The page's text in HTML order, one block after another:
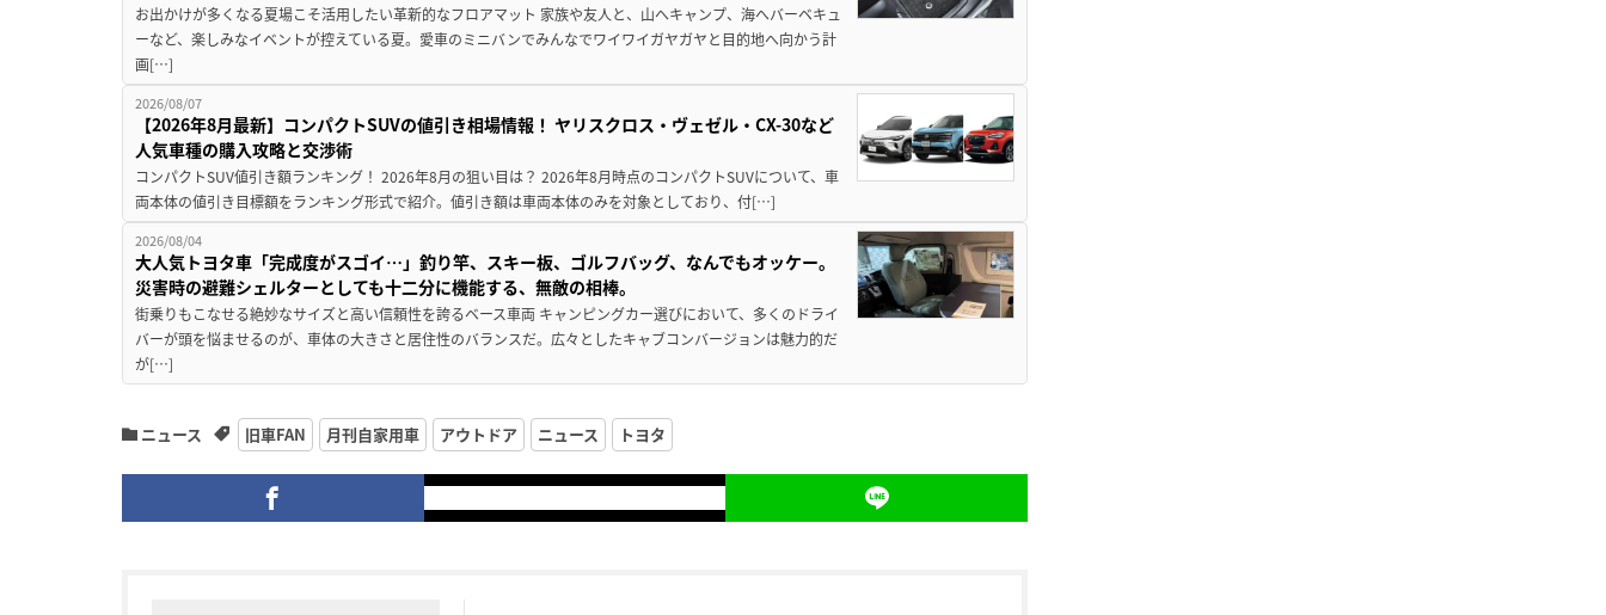
お出かけが多くなる夏場こそ活用したい革新的なフロアマット 家族や友人と、山へキャンプ、海へバーベキュ
ーなど、楽しみなイベントが控えている夏。愛車のミニバンでみんなでワイワイガヤガヤと目的地へ向かう計
画[…]
2026/08/07
【2026年8月最新】コンパクトSUVの値引き相場情報！ ヤリスクロス・ヴェゼル・CX-30など
人気車種の購入攻略と交渉術
コンパクトSUV値引き額ランキング！ 2026年8月の狙い目は？ 2026年8月時点のコンパクトSUVについて、車
両本体の値引き目標額をランキング形式で紹介。値引き額は車両本体のみを対象としており、付[…]
2026/08/04
大人気トヨタ車「完成度がスゴイ…」釣り竿、スキー板、ゴルフバッグ、なんでもオッケー。
災害時の避難シェルターとしても十二分に機能する、無敵の相棒。
街乗りもこなせる絶妙なサイズと高い信頼性を誇るベース車両 キャンピングカー選びにおいて、多くのドライ
バーが頭を悩ませるのが、車体の大きさと居住性のバランスだ。広々としたキャブコンバージョンは魅力的だ
が[…]
ニュース 旧車FAN 月刊自家用車 アウトドア ニュース トヨタ